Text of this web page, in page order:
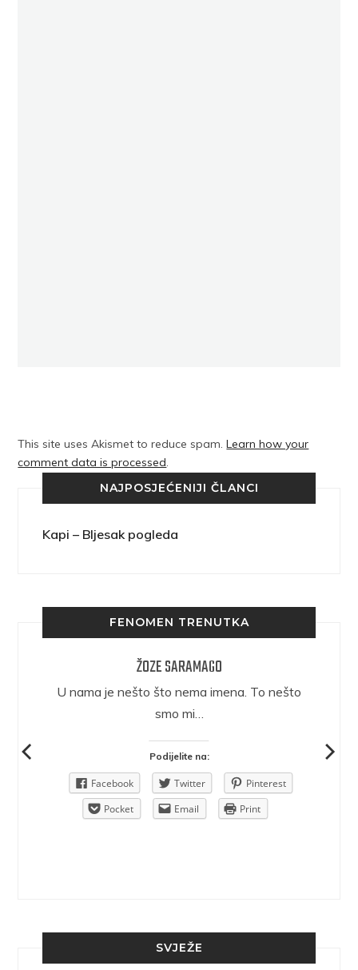
This site uses Akismet to reduce spam.Learn how your
comment data is processed.
NAJPOSJEĆENIJI ČLANCI
Kapi – Bljesak pogleda
FENOMEN TRENUTKA
ŽOZE SARAMAGO
U nama je nešto što nema imena. To nešto
smo mi…
Podijelite na:
Facebook Twitter
Pinterest
Pocket
Email Print
SVJEŽE